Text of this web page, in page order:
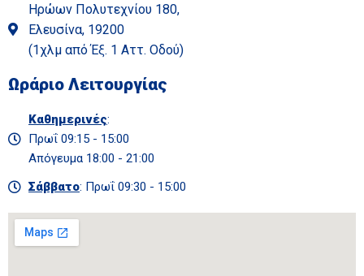
Ηρώων Πολυτεχνίου 180,
Ελευσίνα, 19200
(1χλμ από Έξ. 1 Αττ. Οδού)
Ωράριο Λειτουργίας
Καθημερινές:
Πρωΐ 09:15 - 15:00
Απόγευμα 18:00 - 21:00
Σάββατο: Πρωΐ 09:30 - 15:00